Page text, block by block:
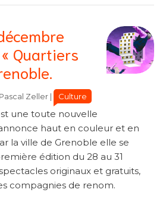
Quartiers
Pascal Zeller Catégories
Catégories
Culture
une toute nouvelle
haut en couleur et en
la ville de Grenoble elle se
édition du 28 au 31
originaux et gratuits,
compagnies de renom.